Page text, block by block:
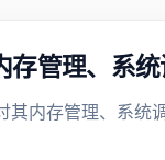
管理、系
内存管理、系统